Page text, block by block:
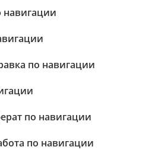
навигации
по навигации
по навигации
по навигации